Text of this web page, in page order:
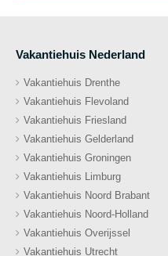
Vakantiehuis Nederland
Vakantiehuis Drenthe
Vakantiehuis Flevoland
Vakantiehuis Friesland
Vakantiehuis Gelderland
Vakantiehuis Groningen
Vakantiehuis Limburg
Vakantiehuis Noord Brabant
Vakantiehuis Noord-Holland
Vakantiehuis Overijssel
Vakantiehuis Utrecht